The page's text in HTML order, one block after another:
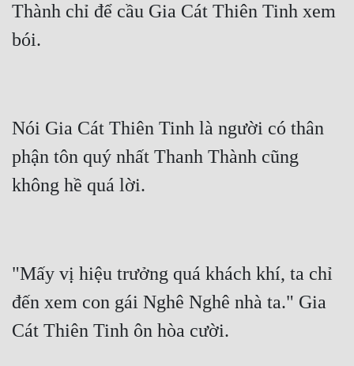
Thành chỉ để cầu Gia Cát Thiên Tinh xem
Nói Gia Cát Thiên Tinh là người có thân
phận tôn quý nhất Thanh Thành cũng
"Mấy vị hiệu trưởng quá khách khí, ta chỉ
đến xem con gái Nghê Nghê nhà ta." Gia